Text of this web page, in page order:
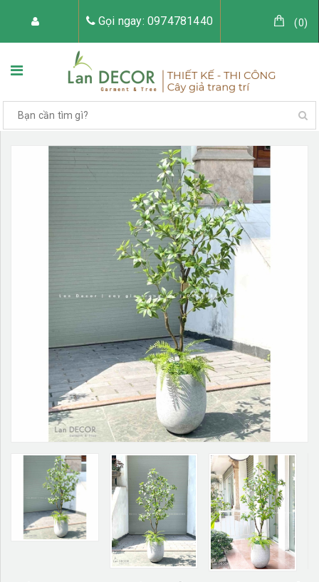
Gọi ngay: 0974781440 (0)
TRANG CHỦ VỀ LAN DECOR
CÂY GIẢ TRANG TRÍ TIỂU CẢNH CÂY GIẢ
TƯỜNG CÂY GIẢ KHĂN TRẢI BÀN
TƯ VẤN LIÊN HỆ